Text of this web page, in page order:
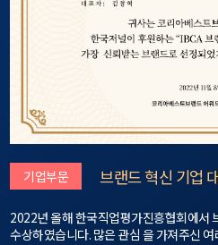
기업부문 브랜드 혁신 기업
2022년 올해 한국직업평가진흥협회에서
수상하였습니다. 많은 관심 을 가져주신